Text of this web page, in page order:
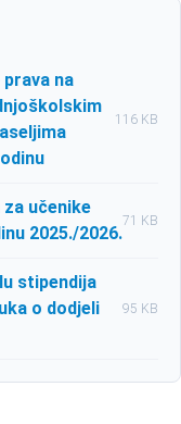
na
116 KB
učenike
2025./2026.
71 KB
stipendija
o dodjeli
95 KB